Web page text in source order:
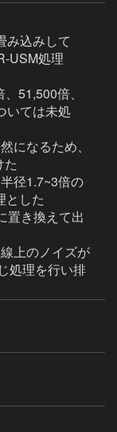
み込みして
USM処理
51,500倍、
いては未処
になるため、
た
径1.7~3倍の
とした
置き換えて出
上のノイズが
処理を行い排